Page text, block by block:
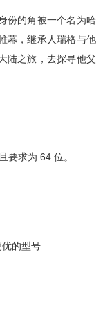
份的角被一个名为哈
幕，继承人瑞格与他
陆之旅，去探寻他父
要求为 64 位。
的型号